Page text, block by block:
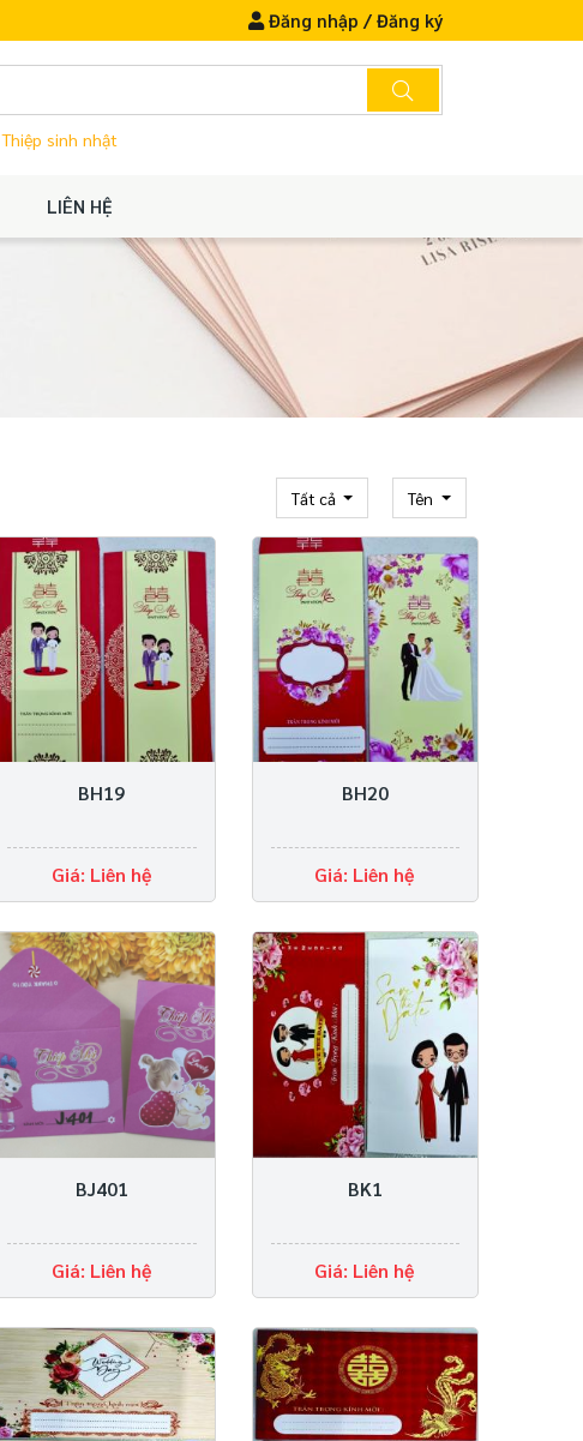
Đăng nhập / Đăng ký
Thiệp sinh nhật
LIÊN HỆ
Tất cả Tên
BH19
Giá: Liên hệ
BH20
Giá: Liên hệ
BJ401
Giá: Liên hệ
BK1
Giá: Liên hệ